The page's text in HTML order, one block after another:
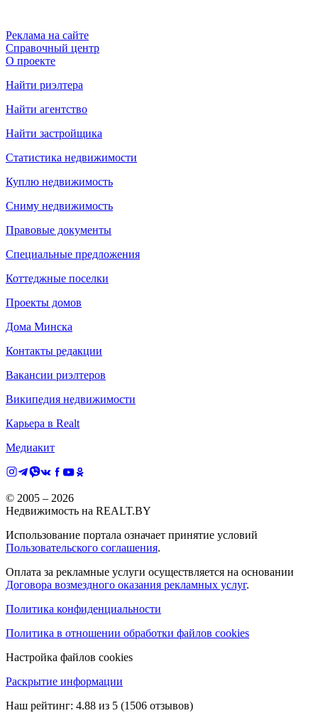
Реклама на сайте
Справочный центр
О проекте
Найти риэлтера
Найти агентство
Найти застройщика
Статистика недвижимости
Куплю недвижимость
Сниму недвижимость
Правовые документы
Специальные предложения
Коттеджные поселки
Проекты домов
Дома Минска
Контакты редакции
Вакансии риэлтеров
Википедия недвижимости
Карьера в Realt
Медиакит
© 2005 – 2026
Недвижимость на REALT.BY
Использование портала означает принятие условий
Пользовательского соглашения.
Оплата за рекламные услуги осуществляется на основании
Договора возмездного оказания рекламных услуг.
Политика конфиденциальности
Политика в отношении обработки файлов cookies
Настройка файлов cookies
Раскрытие информации
Наш рейтинг: 4.88 из 5 (1506 отзывов)